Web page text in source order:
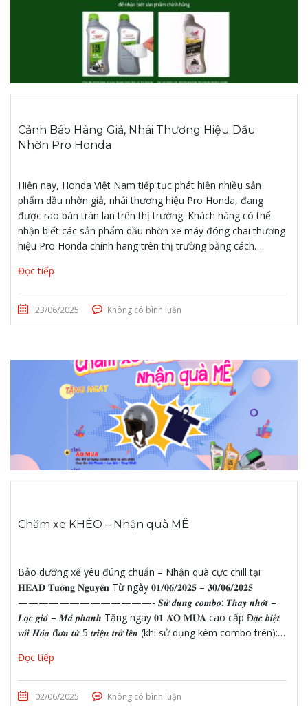
Cảnh Báo Hàng Giả, Nhái Thương Hiệu Dầu
Nhờn Pro Honda
Hiện nay, Honda Việt Nam tiếp tục phát hiện nhiều sản
phẩm dầu nhờn giả, nhái thương hiệu Pro Honda, đang
được rao bán tràn lan trên thị trường. Khách hàng có thể
nhận biết các sản phẩm dầu nhờn xe máy đóng chai thương
hiệu Pro Honda chính hãng trên thị trường bằng cách…
Đọc tiếp
23/06/2025 Không có bình luận
Chăm xe KHÉO – Nhận quà MÊ
Bảo dưỡng xế yêu đúng chuẩn – Nhận quà cực chill tại
𝐇𝐄𝐀𝐃 𝐓𝐮̛𝐨̛̀𝐧𝐠 𝐍𝐠𝐮𝐲𝐞̂𝐧 Từ ngày 𝟎𝟏/𝟎𝟔/𝟐𝟎𝟐𝟓 – 𝟑𝟎/𝟎𝟔/𝟐𝟎𝟐𝟓
—————————————- 𝑺𝒖̛̉ 𝒅𝒖̣𝒏𝒈 𝒄𝒐𝒎𝒃𝒐: 𝑻𝒉𝒂𝒚 𝒏𝒉𝒐̛́𝒕 –
𝑳𝒐̣𝒄 𝒈𝒊𝒐́ – 𝑴𝒂́ 𝒑𝒉𝒂𝒏𝒉 Tặng ngay 𝟎𝟏 𝐀́𝐎 𝐌𝐔̛𝐀 cao cấp Đ𝒂̣̆𝒄 𝒃𝒊𝒆̣̂𝒕
𝒗𝒐̛́𝒊 𝑯𝒐́𝒂 đ𝒐̛𝒏 𝒕𝒖̛̀ 5 𝒕𝒓𝒊𝒆̣̂𝒖 𝒕𝒓𝒐̛̉ 𝒍𝒆̂𝒏 (khi sử dụng kèm combo trên):…
Đọc tiếp
02/06/2025 Không có bình luận